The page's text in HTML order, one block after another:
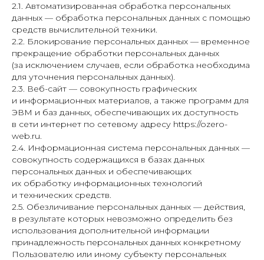
2.1. Автоматизированная обработка персональных
данных — обработка персональных данных с помощью
средств вычислительной техники.
2.2. Блокирование персональных данных — временное
прекращение обработки персональных данных
(за исключением случаев, если обработка необходима
для уточнения персональных данных).
2.3. Веб-сайт — совокупность графических
и информационных материалов, а также программ для
ЭВМ и баз данных, обеспечивающих их доступность
в сети интернет по сетевому адресу https://ozero-
web.ru.
2.4. Информационная система персональных данных —
совокупность содержащихся в базах данных
персональных данных и обеспечивающих
их обработку информационных технологий
и технических средств.
2.5. Обезличивание персональных данных — действия,
в результате которых невозможно определить без
использования дополнительной информации
принадлежность персональных данных конкретному
Пользователю или иному субъекту персональных